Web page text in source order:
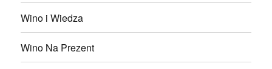
Wino i Wiedza
Wino Na Prezent